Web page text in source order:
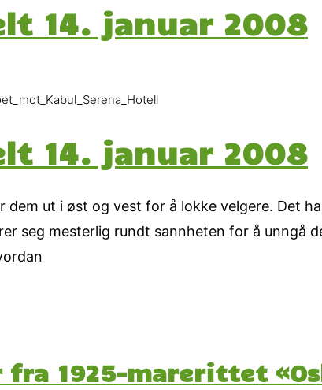
14. januar 2008
14. januar 2008
ut i øst og vest for å lokke velgere. Det
seg mesterlig rundt sannheten for å unngå
1925-marerittet